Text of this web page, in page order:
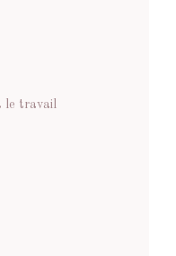
le travail